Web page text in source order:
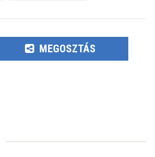
MEGOSZTÁS